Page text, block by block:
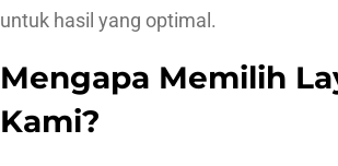
untuk hasil yang optimal.
Mengapa Memilih
Kami?